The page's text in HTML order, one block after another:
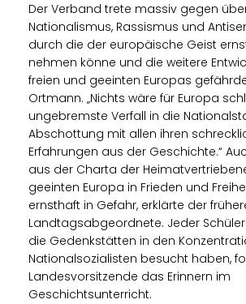
Der Verband trete massiv gegen
Nationalismus, Rassismus und
durch die der europäische Geist
nehmen könne und die weitere
freien und geeinten Europas
Ortmann. „Nichts wäre für Europa
ungebremste Verfall in die
Abschottung mit allen ihren
Erfahrungen aus der Geschichte.“
aus der Charta der
geeinten Europa in Frieden und
ernsthaft in Gefahr, erklärte der
Landtagsabgeordnete. Jeder
die Gedenkstätten in den
Nationalsozialisten besucht haben,
Landesvorsitzende das Erinnern im
Geschichtsunterricht.